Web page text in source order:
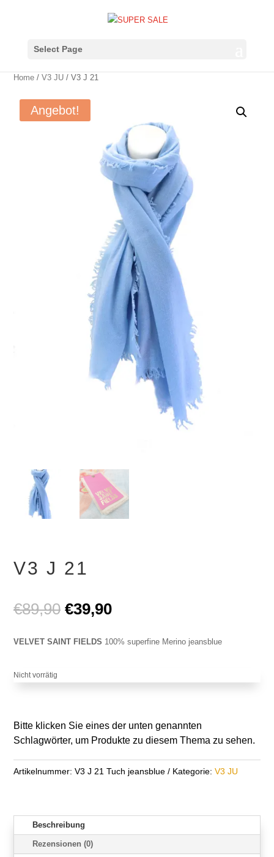
Select Page
Home / V3 JU / V3 J 21
Angebot!
V3 J 21
€89,90 Ursprünglicher
Preis
war:
€39,90Aktueller
ist:
€39,90.
VELVET SAINT FIELDS 100% superfine Merino jeansblue
Nicht vorrätig
Bitte klicken Sie eines der unten genannten
Schlagwörter, um Produkte zu diesem Thema zu sehen.
Artikelnummer: V3 J 21 Tuch jeansblue Kategorie: V3 JU
Beschreibung
Rezensionen (0)